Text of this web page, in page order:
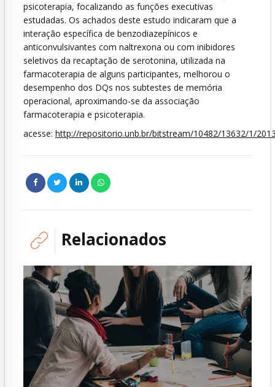
psicoterapia, focalizando as funções executivas
estudadas. Os achados deste estudo indicaram que a
interação específica de benzodiazepínicos e
anticonvulsivantes com naltrexona ou com inibidores
seletivos da recaptação de serotonina, utilizada na
farmacoterapia de alguns participantes, melhorou o
desempenho dos DQs nos subtestes de memória
operacional, aproximando-se da associação
farmacoterapia e psicoterapia.
acesse: http://repositorio.unb.br/bitstream/10482/13632/1/
Relacionados